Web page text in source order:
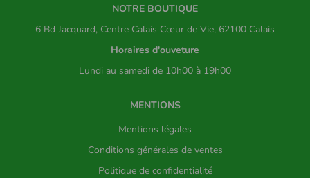
NOTRE BOUTIQUE
6 Bd Jacquard, Centre Calais Cœur de Vie, 62100 Calais
Horaires d'ouveture
Lundi au samedi de 10h00 à 19h00
MENTIONS
Mentions légales
Conditions générales de ventes
Politique de confidentialité